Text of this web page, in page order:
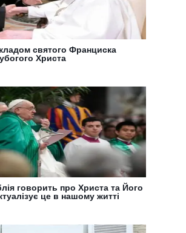
святого Франциска
Христа
говорить про Христа та Його
це в нашому житті